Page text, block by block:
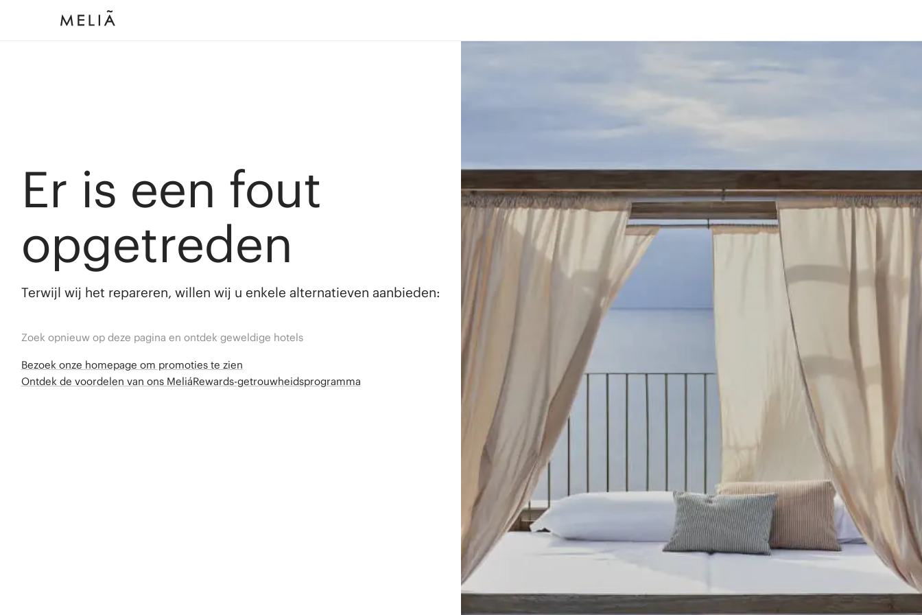
Er is een fout
opgetreden
Terwijl wij het repareren, willen wij u enkele alternatieven aanbieden:
Zoek opnieuw op deze pagina en ontdek geweldige hotels
Bezoek onze homepage om promoties te zien
Ontdek de voordelen van ons MeliáRewards-getrouwheidsprogramma